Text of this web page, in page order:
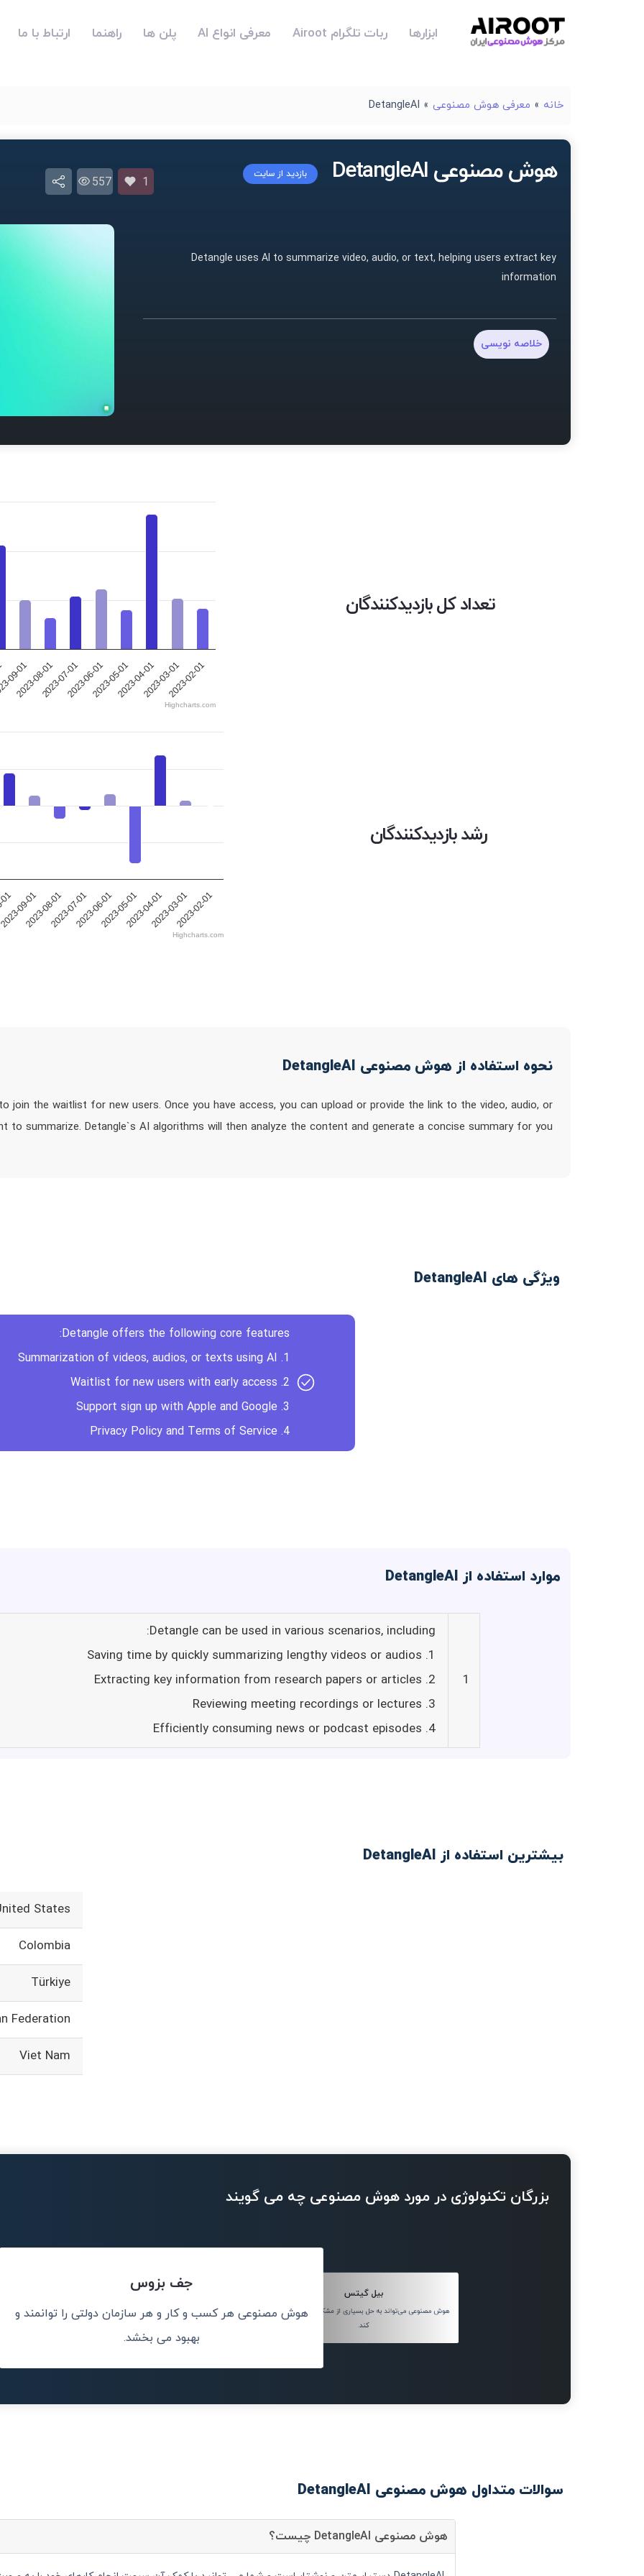
ابزارها ربات تلگرام Airoot معرفی انواع AI پلن ها راهنما ارتباط با ما
خانه » معرفی هوش مصنوعی »
DetangleAI
هوش مصنوعی DetangleAI بازدید از سایت
1
557
Detangle uses AI to summarize video, audio, or text, helping users extract key
information
خلاصه نویسی
تعداد کل بازدیدکنندگان
09-01
2023-08-012023-07-012023-06-012023-05-012023-04-012023-03-012023-02-01
Highcharts.com
رشد بازدیدکنندگان
09-01
2023-08-012023-07-012023-06-012023-05-012023-04-012023-03-012023-02-01
Highcharts.com
نحوه استفاده از هوش مصنوعی DetangleAI
join the waitlist for new users. Once you have access, you can upload or provide the link to the video, audio, or
to summarize. Detangle`s AI algorithms will then analyze the content and generate a concise summary for you
ویژگی های DetangleAI
Detangle offers the following core features:
1. Summarization of videos, audios, or texts using AI
2. Waitlist for new users with early access
3. Support sign up with Apple and Google
4. Privacy Policy and Terms of Service
موارد استفاده از DetangleAI
1
Detangle can be used in various scenarios, including:
1. Saving time by quickly summarizing lengthy videos or audios
2. Extracting key information from research papers or articles
3. Reviewing meeting recordings or lectures
4. Efficiently consuming news or podcast episodes
بیشترین استفاده از DetangleAI
States
Colombia
Türkiye
Federation
Viet Nam
بزرگان تکنولوژی در مورد هوش مصنوعی چه می گویند
بیل گیتس
هوش مصنوعی می‌تواند به حل بسیاری از مشکلات جهان کمک
کند.
جف بزوس
هوش مصنوعی هر کسب و کار و هر سازمان دولتی را توانمند و
بهبود می بخشد.
هوش مصنوعی
سوالات متداول هوش مصنوعی DetangleAI
هوش مصنوعی DetangleAI چیست؟